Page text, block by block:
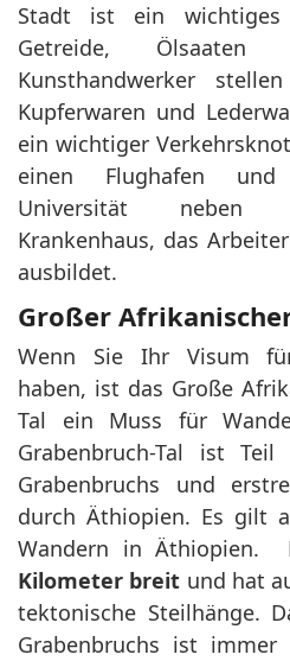
Stadt ist ein wichtiges
Getreide,
Kunsthandwerker
Kupferwaren und
ein wichtiger
einen Flughafen und
Universität neben
Krankenhaus, das
ausbildet.
Großer
Wenn Sie Ihr Visum
haben, ist das Große
Tal ein Muss für
Grabenbruch-Tal ist Teil
Grabenbruchs und
durch Äthiopien. Es gilt
Wandern in Äthiopien.
Kilometer breit und hat
tektonische Steilhänge.
Grabenbruchs ist